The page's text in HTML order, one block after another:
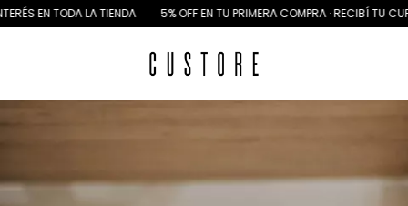
TODA LA TIENDA 5% OFF EN TU PRIMERA COMPRA · RECIBÍ TU CUPÓN